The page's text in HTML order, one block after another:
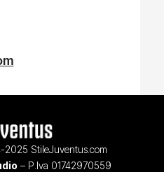
StileJuventus.com
– P.Iva 01742970559